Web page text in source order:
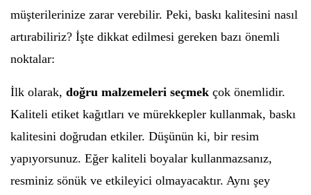
müşterilerinize zarar verebilir. Peki, baskı kalitesini nasıl
artırabiliriz? İşte dikkat edilmesi gereken bazı önemli
noktalar:
İlk olarak, doğru malzemeleri seçmek çok önemlidir.
Kaliteli etiket kağıtları ve mürekkepler kullanmak, baskı
kalitesini doğrudan etkiler. Düşünün ki, bir resim
yapıyorsunuz. Eğer kaliteli boyalar kullanmazsanız,
resminiz sönük ve etkileyici olmayacaktır. Aynı şey